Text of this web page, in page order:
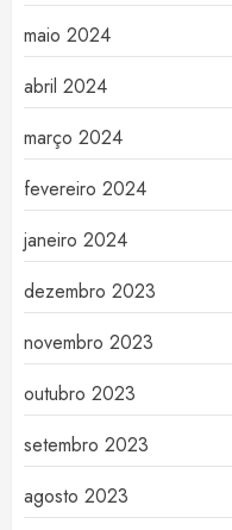
maio 2024
abril 2024
março 2024
fevereiro 2024
janeiro 2024
dezembro 2023
novembro 2023
outubro 2023
setembro 2023
agosto 2023